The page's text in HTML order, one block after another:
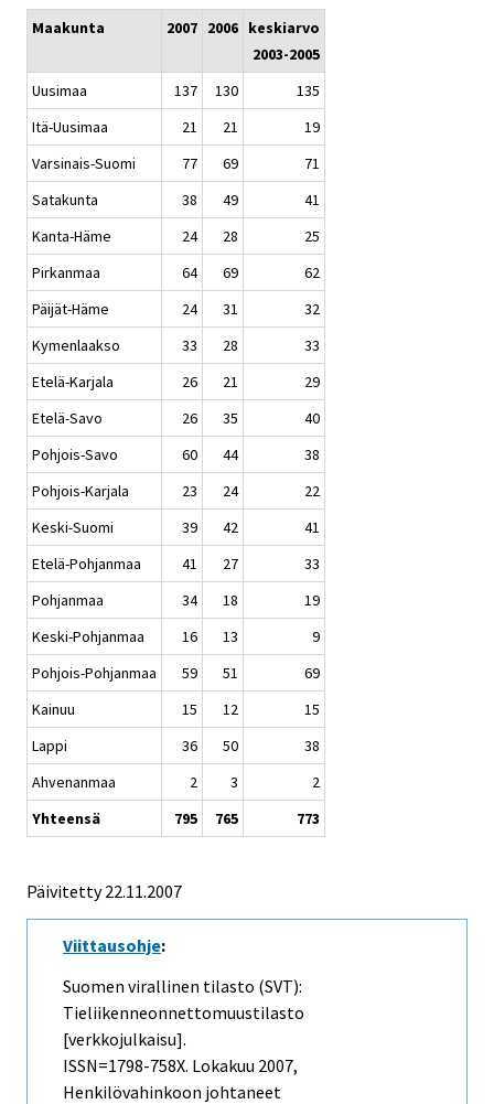
Maakunta 2007 2006 keskiarvo
2003-2005
Uusimaa
137 130
135
Itä-Uusimaa
21 21
19
Varsinais-Suomi
77 69
71
Satakunta
38 49
41
Kanta-Häme
24 28
25
Pirkanmaa
64 69
62
Päijät-Häme
24 31
32
Kymenlaakso
33 28
33
Etelä-Karjala
26 21
29
Etelä-Savo
26 35
40
Pohjois-Savo
60 44
38
Pohjois-Karjala
23 24
22
Keski-Suomi
39 42
41
Etelä-Pohjanmaa
41 27
33
Pohjanmaa
34 18
19
Keski-Pohjanmaa
16 13
9
Pohjois-Pohjanmaa
59 51
69
Kainuu
15 12
15
Lappi
36 50
38
Ahvenanmaa
2 3
2
Yhteensä
795 765 773
Päivitetty22.11.2007
Viittausohje:
Suomen virallinen tilasto (SVT):
Tieliikenneonnettomuustilasto
[verkkojulkaisu].
ISSN=1798-758X. Lokakuu 2007,
Henkilövahinkoon johtaneet